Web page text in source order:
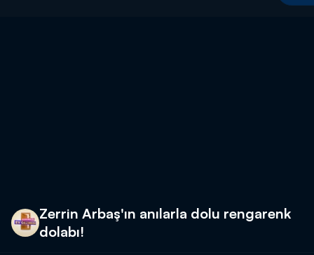
Zerrin Arbaş'ın anılarla dolu rengarenk
dolabı!